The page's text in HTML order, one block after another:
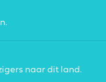
naar dit land.